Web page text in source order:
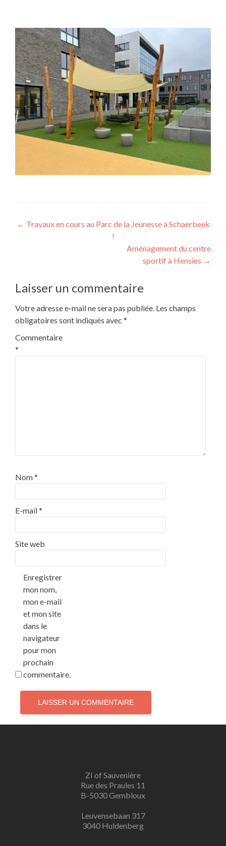
Navigation
← Travaux en cours au Parc de la Jeunesse à Schaerbeek
!
Aménagement du centre
sportif à Hensies →
Laisser un commentaire
Votre adresse e-mail ne sera pas publiée. Les champs
obligatoires sont indiqués avec *
Commentaire
*
Nom*
E-mail*
Site web
Enregistrer
mon nom,
mon e-mail
et mon site
dans le
navigateur
pour mon
prochain
commentaire.
ZI of Sauvenière
Rue des Praules 11
B-5030 Gembloux
Leuvensebaan 317
3040 Huldenberg